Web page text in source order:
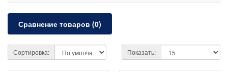
Сравнение товаров (0)
Сортировка: Показать: